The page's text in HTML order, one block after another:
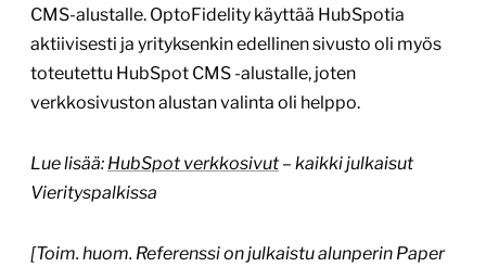
CMS-alustalle. OptoFidelity käyttää HubSpotia
aktiivisesti ja yrityksenkin edellinen sivusto oli myös
toteutettu HubSpot CMS -alustalle, joten
verkkosivuston alustan valinta oli helppo.
Lue lisää: HubSpot verkkosivut– kaikki julkaisut
Vierityspalkissa
[Toim. huom. Referenssi on julkaistu alunperin Paper